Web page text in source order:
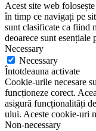
Acest site web
în timp ce navigați pe
sunt clasificate ca fiind
deoarece sunt esențiale
Necessary
Necessary
Întotdeauna activate
Cookie-urile necesare
funcționeze corect.
asigură funcționalități
ului. Aceste cookie-uri
Non-necessary